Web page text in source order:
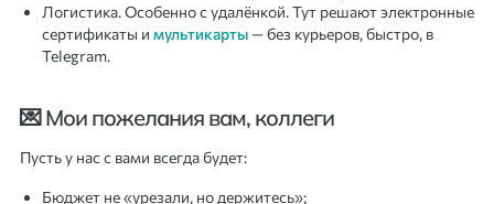
Логистика. Особенно с удалёнкой. Тут решают электронные
сертификаты и мультикарты — без курьеров, быстро, в
Telegram.
💌 Мои пожелания вам, коллеги
Пусть у нас с вами всегда будет:
Бюджет не «урезали, но держитесь»;